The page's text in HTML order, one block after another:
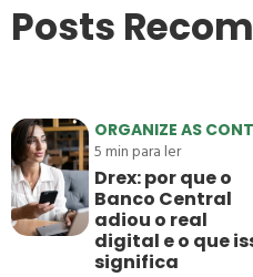
Posts
ORGANIZE AS
5min para ler
Drex: por que o
Banco Central
adiou o real
digital e o que
significa